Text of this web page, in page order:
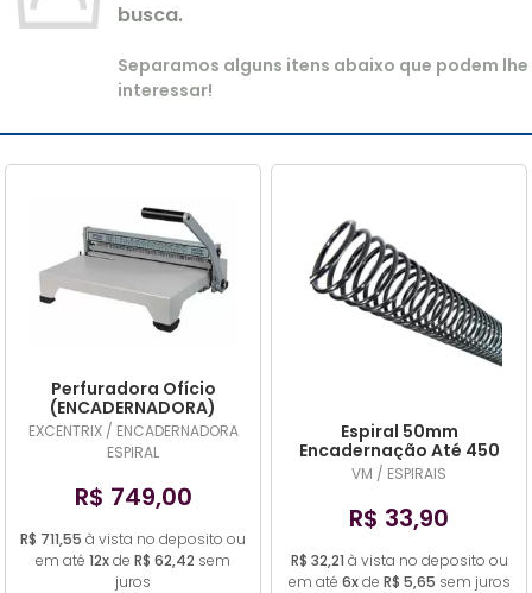
busca.
Separamos alguns itens abaixo que podem lhe
interessar!
Perfuradora Ofício
(ENCADERNADORA)
EXCENTRIX / ENCADERNADORA
ESPIRAL
R$ 749,00
R$ 711,55 à vista no deposito ou
em até 12xde R$ 62,42 sem
juros
Espiral 50mm
Encadernação Até 450
Folhas Preto
VM / ESPIRAIS
R$ 33,90
R$ 32,21 à vista no deposito ou
em até 6xde R$ 5,65 sem juros